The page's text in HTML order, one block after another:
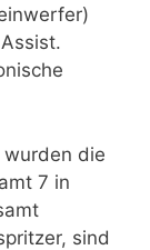
wurden die
7 in
sind